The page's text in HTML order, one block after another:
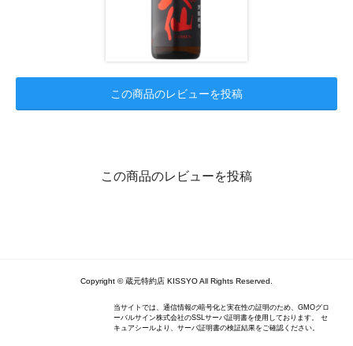
この商品のレビューを投稿
この商品のレビューを投稿
Copyright © 蔵元特約店 KISSYO All Rights Reserved.
当サイトでは、通信情報の暗号化と実在性の証明のため、GMOグロ
ーバルサイン株式会社のSSLサーバ証明書を使用しております。 セ
キュアシールより、サーバ証明書の検証結果をご確認ください。